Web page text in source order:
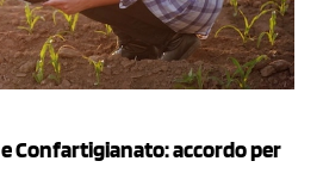
Confartigianato: accordo per